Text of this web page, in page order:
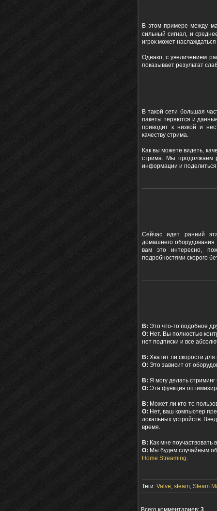
В этом примере между
сильный сигнал, и
игрок может
Однако, с увеличением
показывает результат
В такой сети большая
пакеты теряются и
приводит к низкой и
качеству стрима.
Как вы можете видеть,
стрима. Мы продолжаем
информации и
Сейчас идет ранний
домашнего
вам это интересно,
подробностями скорого
В: Это что-то подобное
О: Нет. Вы полностью
нет подписки и все
В: Хватит ли скорости
О: Это зависит от
В: Я могу делать
О: Эта функция
В: Может ли кто-то
О: Нет, ваш компьютер
локальных устройств.
время.
В: Как мне поучаствовать
О: Мы будем случайным
Home Streaming.
Теги: Valve, steam, Steam
Всего комментариев: 3